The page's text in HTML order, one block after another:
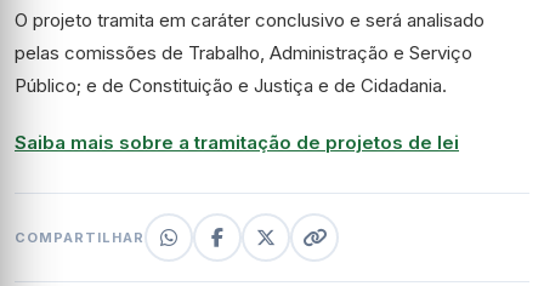
O projeto tramita em caráter conclusivo e será analisado
pelas comissões de Trabalho, Administração e Serviço
Público; e de Constituição e Justiça e de Cidadania.
Saiba mais sobre a tramitação de projetos de lei
COMPARTILHAR